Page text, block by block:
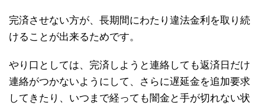
完済させない方が、長期間にわたり違法金利を取り続
けることが出来るためです。
やり口としては、完済しようと連絡しても返済日だけ
連絡がつかないようにして、さらに遅延金を追加要求
してきたり、いつまで経っても闇金と手が切れない状